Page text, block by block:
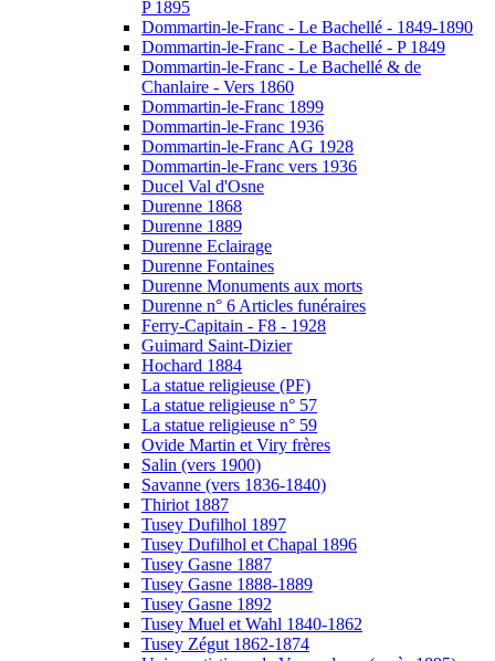
P 1895
Dommartin-le-Franc - Le Bachellé - 1849-1890
Dommartin-le-Franc - Le Bachellé - P 1849
Dommartin-le-Franc - Le Bachellé & de
Chanlaire - Vers 1860
Dommartin-le-Franc 1899
Dommartin-le-Franc 1936
Dommartin-le-Franc AG 1928
Dommartin-le-Franc vers 1936
Ducel Val d'Osne
Durenne 1868
Durenne 1889
Durenne Eclairage
Durenne Fontaines
Durenne Monuments aux morts
Durenne n° 6 Articles funéraires
Ferry-Capitain - F8 - 1928
Guimard Saint-Dizier
Hochard 1884
La statue religieuse (PF)
La statue religieuse n° 57
La statue religieuse n° 59
Ovide Martin et Viry frères
Salin (vers 1900)
Savanne (vers 1836-1840)
Thiriot 1887
Tusey Dufilhol 1897
Tusey Dufilhol et Chapal 1896
Tusey Gasne 1887
Tusey Gasne 1888-1889
Tusey Gasne 1892
Tusey Muel et Wahl 1840-1862
Tusey Zégut 1862-1874